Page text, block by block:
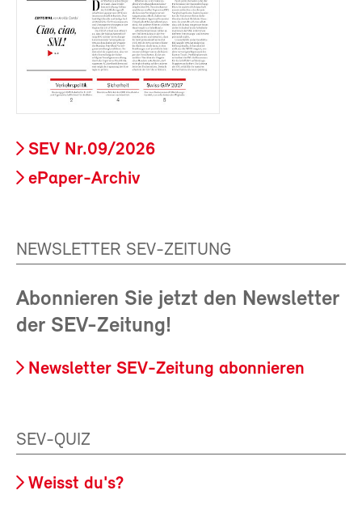
SEV Nr.09/2026
ePaper-Archiv
NEWSLETTER SEV-ZEITUNG
Abonnieren Sie jetzt den Newsletter
der SEV-Zeitung!
Newsletter SEV-Zeitung abonnieren
SEV-QUIZ
Weisst du's?